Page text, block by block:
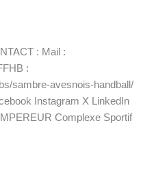
: Mail :
:
sambre-avesnois-handball/
Instagram X LinkedIn
Complexe Sportif